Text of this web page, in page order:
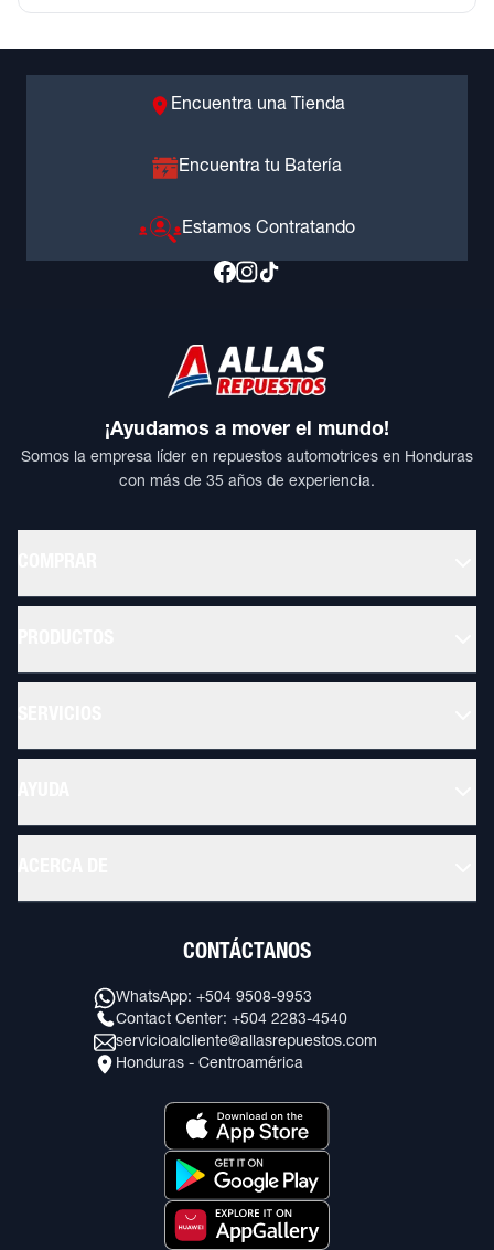
Encuentra una Tienda
Encuentra tu Batería
Estamos Contratando
¡Ayudamos a mover el mundo!
Somos la empresa líder en repuestos automotrices en Honduras
con más de 35 años de experiencia.
CONTÁCTANOS
WhatsApp: +504 9508-9953
Contact Center: +504 2283-4540
servicioalcliente@allasrepuestos.com
Honduras - Centroamérica